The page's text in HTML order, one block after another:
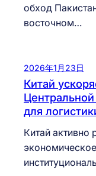
обход
восточном…
2026年1月23日
Китай
для
Китай активно